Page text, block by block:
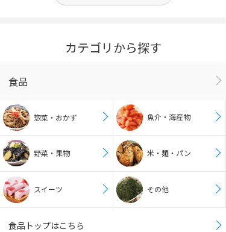
カテゴリから探す
食品
惣菜・おかず 魚介・海産物
野菜・果物 米・麺・パン
スイーツ その他
食品トップはこちら